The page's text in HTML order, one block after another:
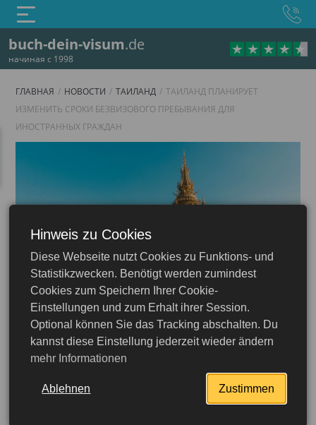
buch-dein-visum.de
начиная с 1998
Таиланд
онлайн: туристическая, e-Visa, бизнес
ГЛАВНАЯ НОВОСТИ ТАИЛАНД
ТАИЛАНД ПЛАНИРУЕТ
ИЗМЕНИТЬ СРОКИ БЕЗВИЗОВОГО ПРЕБЫВАНИЯ ДЛЯ
ИНОСТРАННЫХ ГРАЖДАН
28.04.2025
Таиланд планирует
изменить сроки
Hinweis zu Cookies
Diese Webseite nutzt Cookies zu Funktions- und
Statistikzwecken. Benötigt werden zumindest
Cookies zum Speichern Ihrer Cookie-
Einstellungen und zum Erhalt ihrer Session.
Optional können Sie das Tracking abschalten. Du
kannst diese Einstellung jederzeit wieder ändern
mehr Informationen
Ablehnen Zustimmen